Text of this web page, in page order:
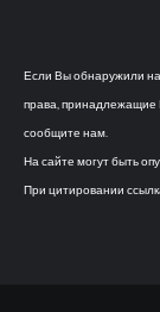
Если Вы обнаружили
права, принадлежащие
сообщите нам.
На сайте могут быть
При цитировании